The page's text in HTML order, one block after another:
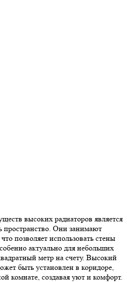
высоких радиаторов является
пространство. Они занимают
позволяет использовать стены
актуально для небольших
метр на счету. Высокий
быть установлен в коридоре,
комнате, создавая уют и комфорт.